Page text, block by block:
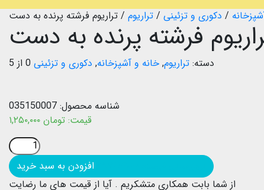
/ دکوری و تزئینی / تراریوم / تراریوم فرشته پرنده به دست
فرشته پرنده به دست
دسته: تراریوم, خانه و آشپزخانه, دکوری و تزئینی 0 از 5
شناسه محصول: 035150007
قیمت: تومان
از شما بابت همکاری متشکریم . آیا از قیمت های ما رضایت